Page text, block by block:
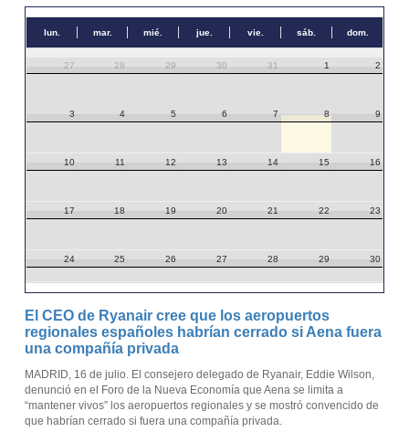
lun. mar. mié. jue. vie. sáb. dom.
27 28 29 30 31 1 2
3 4 5 6 7 8 9
10 11 12 13 14 15 16
17 18 19 20 21 22 23
24 25 26 27 28 29 30
El CEO de Ryanair cree que los aeropuertos
regionales españoles habrían cerrado si Aena fuera
una compañía privada
MADRID, 16 de julio. El consejero delegado de Ryanair, Eddie Wilson,
denunció en el Foro de la Nueva Economía que Aena se limita a
“mantener vivos” los aeropuertos regionales y se mostró convencido de
que habrían cerrado si fuera una compañía privada.